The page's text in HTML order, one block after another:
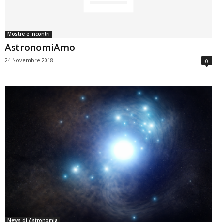
Mostre e Incontri
AstronomiAmo
24 Novembre 2018 0
News di Astronomia